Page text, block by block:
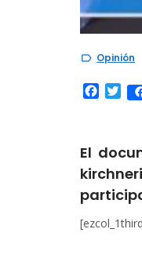
 Opinión
El